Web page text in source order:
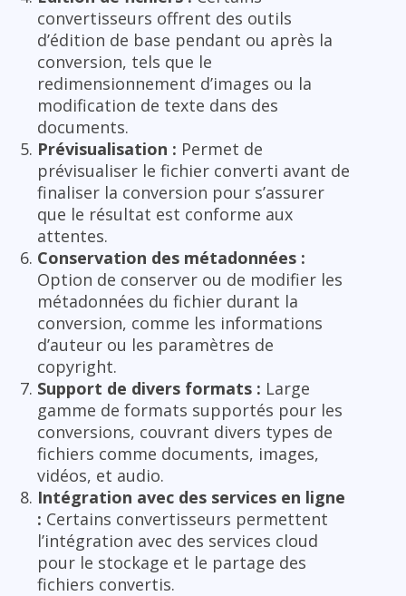
convertisseurs offrent des outils
d’édition de base pendant ou après la
conversion, tels que le
redimensionnement d’images ou la
modification de texte dans des
documents.
Prévisualisation : Permet de
prévisualiser le fichier converti avant de
finaliser la conversion pour s’assurer
que le résultat est conforme aux
attentes.
Conservation des métadonnées :
Option de conserver ou de modifier les
métadonnées du fichier durant la
conversion, comme les informations
d’auteur ou les paramètres de
copyright.
Support de divers formats : Large
gamme de formats supportés pour les
conversions, couvrant divers types de
fichiers comme documents, images,
vidéos, et audio.
Intégration avec des services en ligne
: Certains convertisseurs permettent
l’intégration avec des services cloud
pour le stockage et le partage des
fichiers convertis.